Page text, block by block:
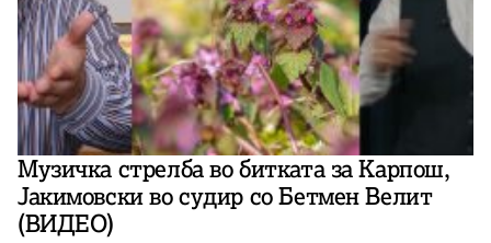
Музичка стрелба во битката за Карпош,
Јакимовски во судир со Бетмен Велит
(ВИДЕО)